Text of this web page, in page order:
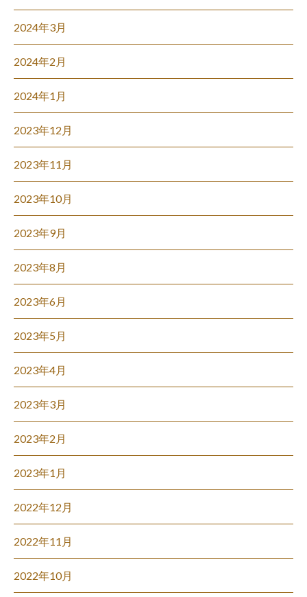
2024年3月
2024年2月
2024年1月
2023年12月
2023年11月
2023年10月
2023年9月
2023年8月
2023年6月
2023年5月
2023年4月
2023年3月
2023年2月
2023年1月
2022年12月
2022年11月
2022年10月